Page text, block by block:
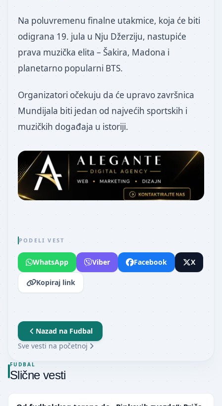
Na poluvremenu finalne utakmice, koja će biti
odigrana 19. jula u Nju Džerziju, nastupiće
prava muzička elita – Šakira, Madona i
planetarno popularni BTS.
Organizatori očekuju da će upravo završnica
Mundijala biti jedan od najvećih sportskih i
muzičkih događaja u istoriji.
PODELI VEST
WhatsApp Viber Facebook X
Kopiraj link
Nazad na Fudbal
Sve vesti na početnoj
FUDBAL
Slične vesti